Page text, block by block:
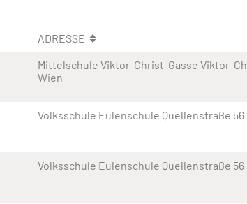
ADRESSE
Mittelschule Viktor-Christ-Gasse Viktor-
Wien
Volksschule Eulenschule Quellenstraße 56
Volksschule Eulenschule Quellenstraße 56